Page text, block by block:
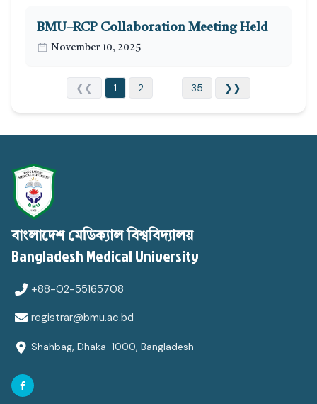
BMU–RCP Collaboration Meeting Held
November 10, 2025
❮❮ 1 2 ... 35 ❯❯
বাংলাদেশ মেডিক্যাল বিশ্ববিদ্যালয়
Bangladesh Medical University
+88-02-55165708
registrar@bmu.ac.bd
Shahbag, Dhaka-1000, Bangladesh